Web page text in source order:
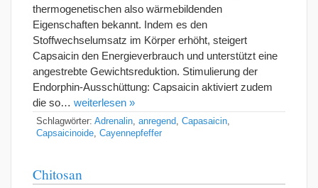
thermogenetischen also wärmebildenden
Eigenschaften bekannt. Indem es den
Stoffwechselumsatz im Körper erhöht, steigert
Capsaicin den Energieverbrauch und unterstützt eine
angestrebte Gewichtsreduktion. Stimulierung der
Endorphin-Ausschüttung: Capsaicin aktiviert zudem
die so… weiterlesen »
Schlagwörter: Adrenalin anregend Capasaicin
Capsaicinoide Cayennepfeffer
Chitosan